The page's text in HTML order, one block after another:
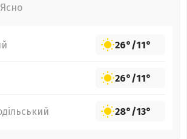
Ясно
26°/11°
26°/11°
28°/13°